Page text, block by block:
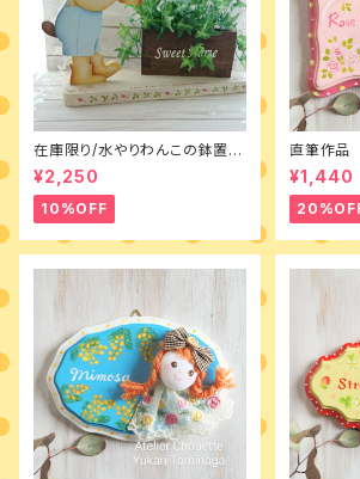
在庫限り/水やりわんこの鉢置き
台 素材付きキット
¥2,250
10%OFF
直筆作品
ペイントと
ニボード
¥1,440